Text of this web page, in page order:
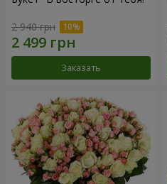
2 940 грн
Заказать